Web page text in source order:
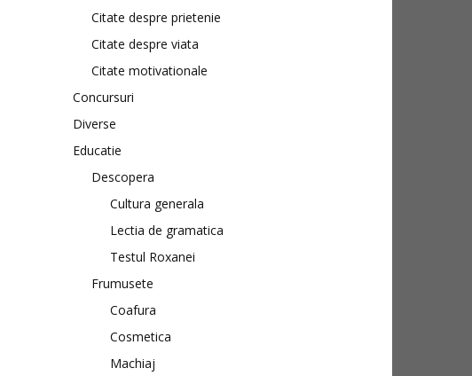
Citate despre prietenie
Citate despre viata
Citate motivationale
Concursuri
Diverse
Educatie
Descopera
Cultura generala
Lectia de gramatica
Testul Roxanei
Frumusete
Coafura
Cosmetica
Machiaj